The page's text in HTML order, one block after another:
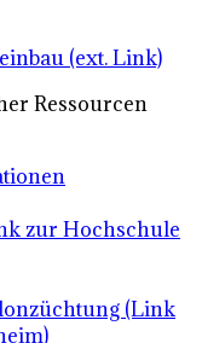
(ext. Link)
Ressourcen
zur Hochschule
(Link